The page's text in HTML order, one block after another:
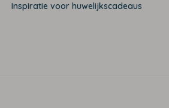
Inspiratie voor huwelijkscadeaus